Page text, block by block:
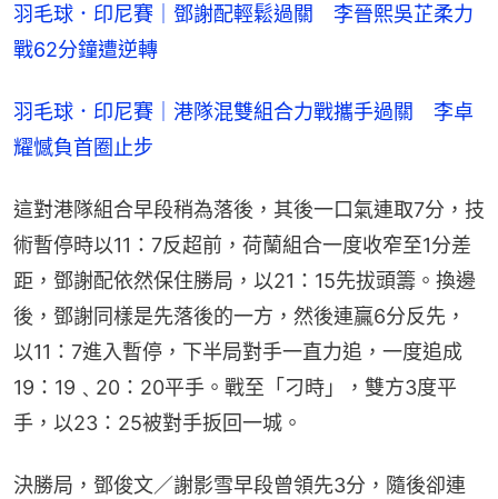
羽毛球．印尼賽｜鄧謝配輕鬆過關　李晉熙吳芷柔力
戰62分鐘遭逆轉
羽毛球．印尼賽｜港隊混雙組合力戰攜手過關　李卓
耀憾負首圈止步
這對港隊組合早段稍為落後，其後一口氣連取7分，技
術暫停時以11：7反超前，荷蘭組合一度收窄至1分差
距，鄧謝配依然保住勝局，以21：15先拔頭籌。換邊
後，鄧謝同樣是先落後的一方，然後連贏6分反先，
以11：7進入暫停，下半局對手一直力追，一度追成
19：19﹑20：20平手。戰至「刁時」，雙方3度平
手，以23：25被對手扳回一城。
決勝局，鄧俊文／謝影雪早段曾領先3分，隨後卻連